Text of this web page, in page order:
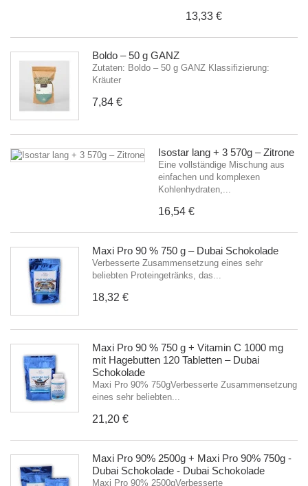
13,33 €
Boldo – 50 g GANZ
Zutaten: Boldo – 50 g GANZ Klassifizierung:
Kräuter
7,84 €
Isostar lang + 3 570g – Zitrone
Eine vollständige Mischung aus
einfachen und komplexen
Kohlenhydraten,...
16,54 €
Maxi Pro 90 % 750 g – Dubai Schokolade
Verbesserte Zusammensetzung eines sehr
beliebten Proteingetränks, das...
18,32 €
Maxi Pro 90 % 750 g + Vitamin C 1000 mg
mit Hagebutten 120 Tabletten – Dubai
Schokolade
Maxi Pro 90% 750gVerbesserte Zusammensetzung
eines sehr beliebten...
21,20 €
Maxi Pro 90% 2500g + Maxi Pro 90% 750g -
Dubai Schokolade - Dubai Schokolade
Maxi Pro 90% 2500gVerbesserte